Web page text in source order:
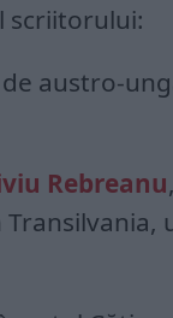
scriitorului:
austro-
Rebreanu